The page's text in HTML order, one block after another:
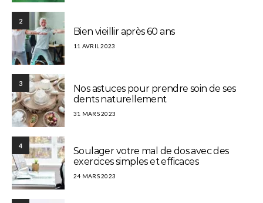
2
Bien vieillir après 60 ans
11 AVRIL 2023
3
Nos astuces pour prendre soin de ses
dents naturellement
31 MARS 2023
4
Soulager votre mal de dos avec des
exercices simples et efficaces
24 MARS 2023